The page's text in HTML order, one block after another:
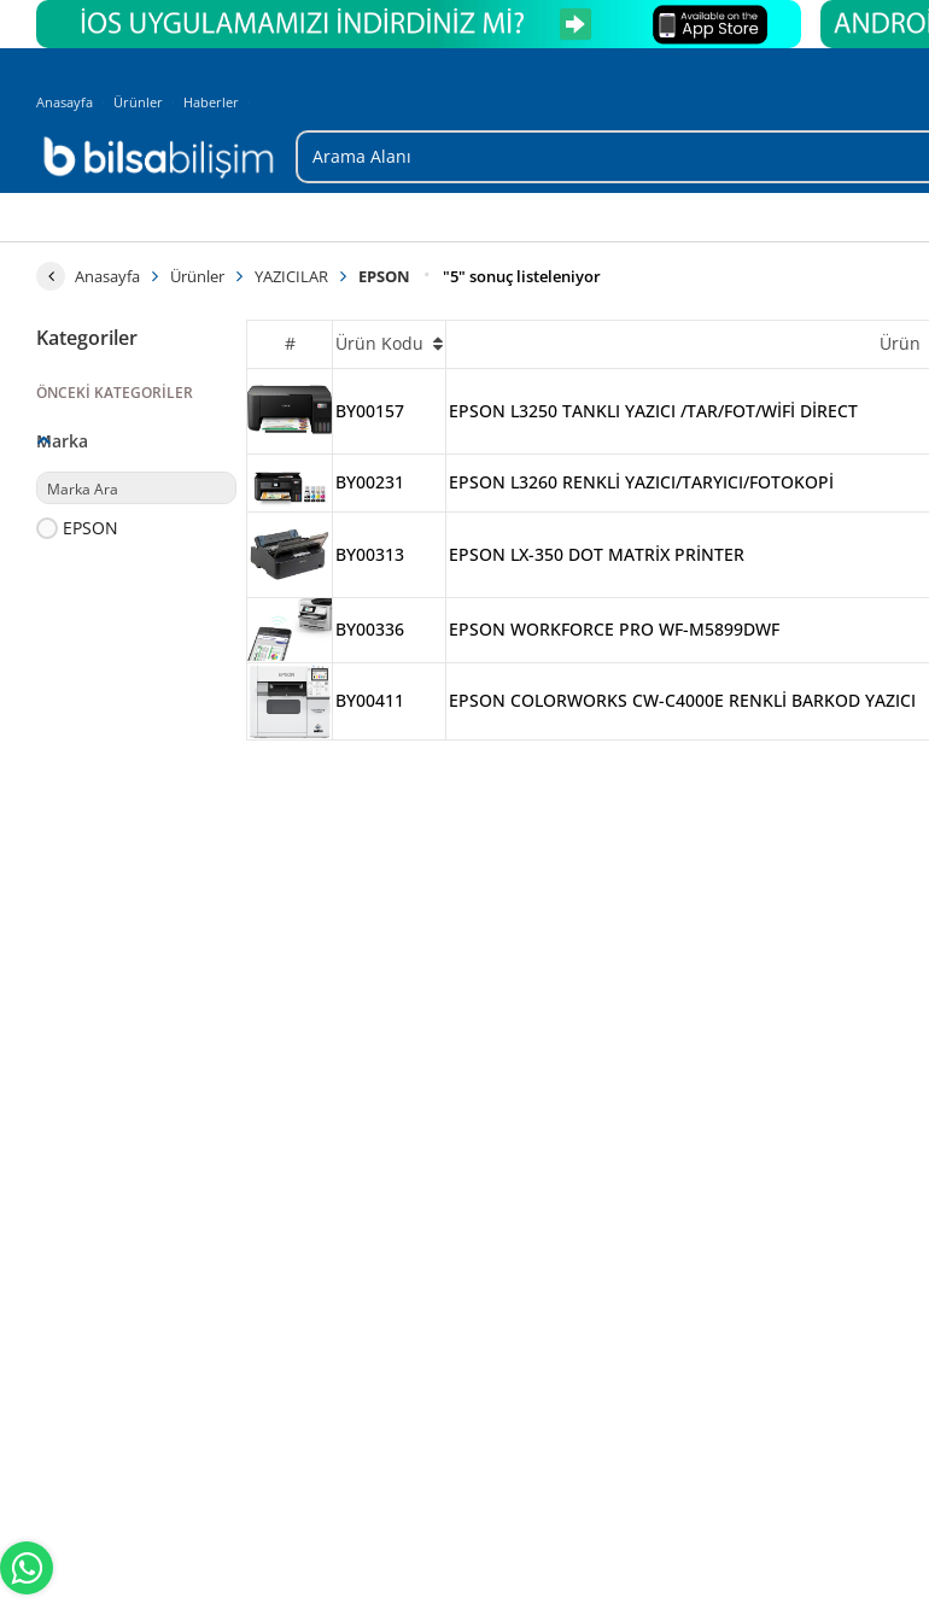
Anasayfa Ürünler Haberler
Anasayfa Ürünler YAZICILAR EPSON "5" sonuç listeleniyor
Kategoriler
ÖNCEKI KATEGORILER
Marka
EPSON
# Ürün Kodu Ürün
BY00157 EPSON L3250 TANKLI YAZICI /TAR/FOT/WİFİ DİRECT
BY00231 EPSON L3260 RENKLİ YAZICI/TARYICI/FOTOKOPİ
BY00313 EPSON LX-350 DOT MATRİX PRİNTER
BY00336 EPSON WORKFORCE PRO WF-M5899DWF
BY00411 EPSON COLORWORKS CW-C4000E RENKLİ BARKOD YAZICI